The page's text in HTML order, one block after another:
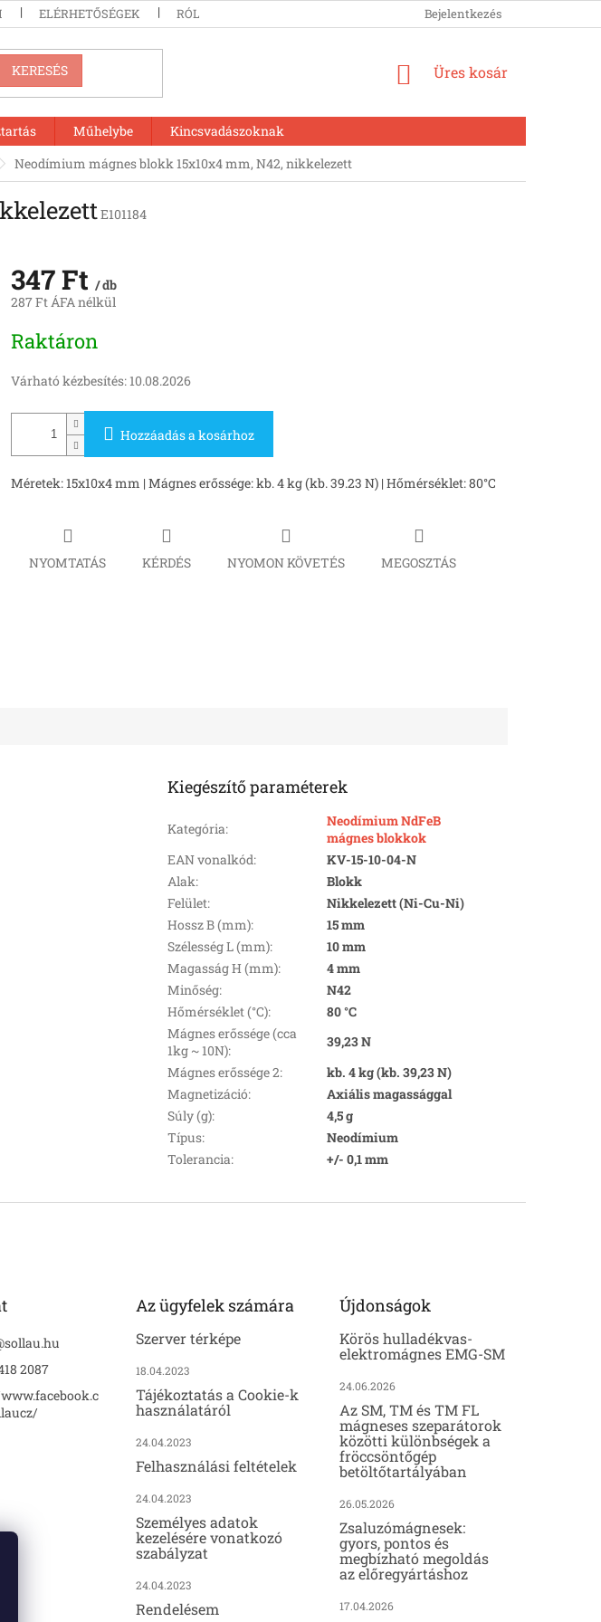
ELÉRHETŐSÉGEK RÓLUNK Bejelentkezés
KERESÉS KOSÁR
Üres kosár
Műhelybe
Kincsvadászoknak
Neodímium mágnes blokk 15x10x4 mm, N42, nikkelezett
E101184
347 Ft / db
287 Ft ÁFA nélkül
Raktáron
Várható kézbesítés: 10.08.2026
Hozzáadás a kosárhoz
Méretek: 15x10x4 mm | Mágnes erőssége: kb. 4 kg (kb. 39.23 N) | Hőmérséklet: 80°C
NYOMTATÁS KÉRDÉS NYOMON KÖVETÉS MEGOSZTÁS
Kiegészítő paraméterek
Kategória:
Neodímium NdFeB
mágnes blokkok
EAN vonalkód:
KV-15-10-04-N
Alak:
Blokk
Felület:
Nikkelezett (Ni-Cu-Ni)
Hossz B (mm):
15 mm
Szélesség L (mm):
10 mm
Magasság H (mm):
4 mm
Minőség:
N42
Hőmérséklet (°C):
80 °C
Mágnes erőssége (cca
1kg ~ 10N):
39,23 N
Mágnes erőssége 2:
kb. 4 kg (kb. 39,23 N)
Magnetizáció:
Axiális magassággal
Súly (g):
4,5 g
Típus:
Neodímium
Tolerancia: +/- 0,1 mm
sollau.hu
2087
Az ügyfelek számára
Szerver térképe
18.04.2023
Tájékoztatás a Cookie-k
használatáról
24.04.2023
Felhasználási feltételek
24.04.2023
Személyes adatok
kezelésére vonatkozó
szabályzat
24.04.2023
Rendelésem
Újdonságok
Körös hulladékvas-
elektromágnes EMG-SM
24.06.2026
Az SM, TM és TM FL
mágneses szeparátorok
közötti különbségek a
fröccsöntőgép
betöltőtartályában
26.05.2026
Zsaluzómágnesek:
gyors, pontos és
megbízható megoldás
az előregyártáshoz
17.04.2026